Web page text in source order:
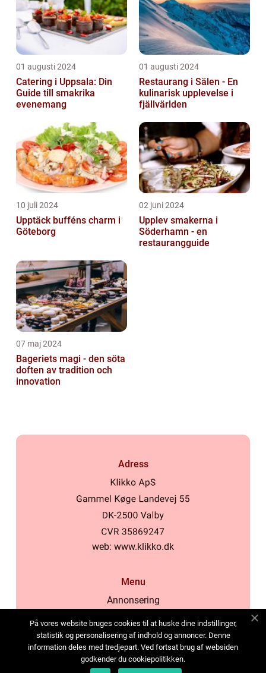
01 augusti 2024
Catering i Uppsala: Din
Guide till smakrika
evenemang
01 augusti 2024
Restaurang i Sälen - En
kulinarisk upplevelse i
fjällvärlden
10 juli 2024
Upptäck bufféns charm i
Göteborg
02 juni 2024
Upplev smakerna i
Söderhamn - en
restaurangguide
07 maj 2024
Bageriets magi - den söta
doften av tradition och
innovation
Adress
web: www.klikko.dk
Menu
Annonsering
Cookies
Kontakta oss
Sitemap
På vores website bruges cookies til at huske dine indstillinger,
statistik og personalisering af indhold og annoncer. Denne
information deles med tredjepart. Ved fortsat brug af websiden
godkender du cookiepolitikken.